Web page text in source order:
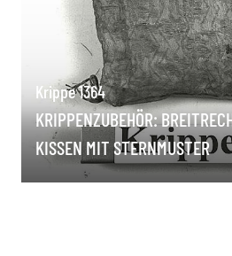
Krippe 1364
KRIPPENZUBEHÖR:
KISSEN MIT STERNMUSTER